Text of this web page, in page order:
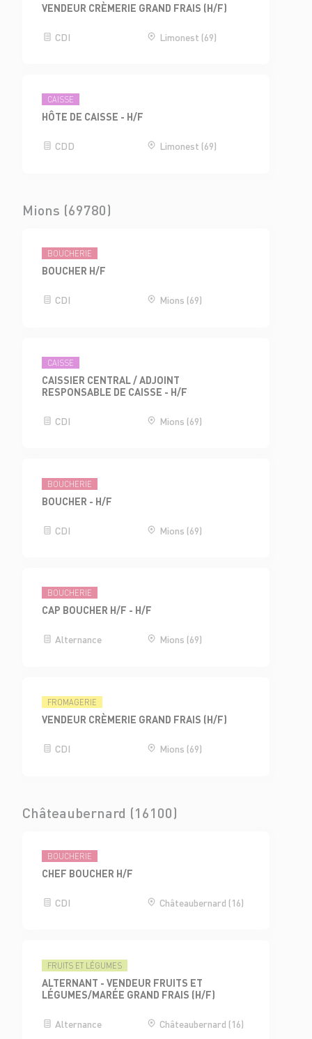
VENDEUR CRÈMERIE GRAND FRAIS (H/F)
CDI Limonest (69)
CAISSE
HÔTE DE CAISSE - H/F
CDD Limonest (69)
Mions (69780)
BOUCHERIE
BOUCHER H/F
CDI Mions (69)
CAISSE
CAISSIER CENTRAL / ADJOINT
RESPONSABLE DE CAISSE - H/F
CDI Mions (69)
BOUCHERIE
BOUCHER - H/F
CDI Mions (69)
BOUCHERIE
CAP BOUCHER H/F - H/F
Alternance Mions (69)
FROMAGERIE
VENDEUR CRÈMERIE GRAND FRAIS (H/F)
CDI Mions (69)
Châteaubernard (16100)
BOUCHERIE
CHEF BOUCHER H/F
CDI Châteaubernard (16)
FRUITS ET LÉGUMES
ALTERNANT - VENDEUR FRUITS ET
LÉGUMES/MARÉE GRAND FRAIS (H/F)
Alternance Châteaubernard (16)